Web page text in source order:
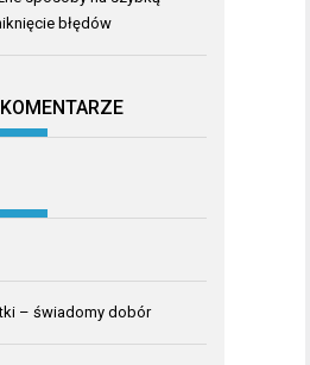
błędów
– świadomy dobór